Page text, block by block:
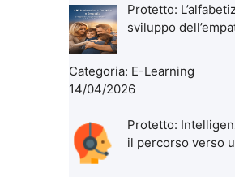
Protetto:
sviluppo
Categoria: E-Learning
14/04/2026
Protetto:
il percorso verso